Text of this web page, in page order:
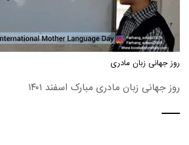
روز جهانی زبان مادری
روز جهانی زبان مادری مبارک اسفند ۱۴۰۱